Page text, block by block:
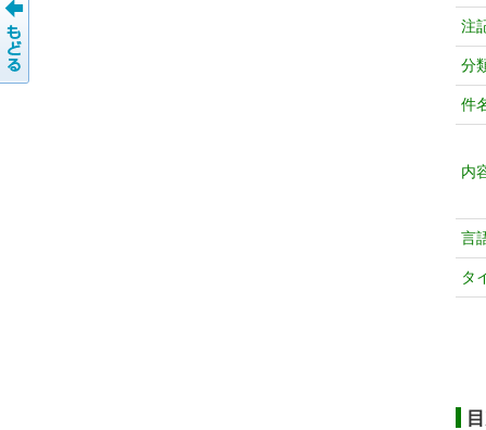
注
分
件
内
言
タ